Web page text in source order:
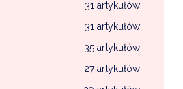
31 artykułów
31 artykułów
35 artykułów
27 artykułów